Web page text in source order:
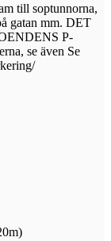
till soptunnorna,
gatan mm. DET
P-
se även Se